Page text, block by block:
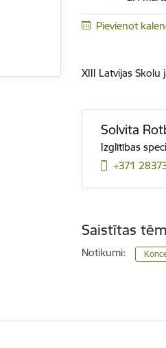
Pievienot
XIII Latvijas
Solvita
Izglītības
+371
Saistītas
Notikumi: